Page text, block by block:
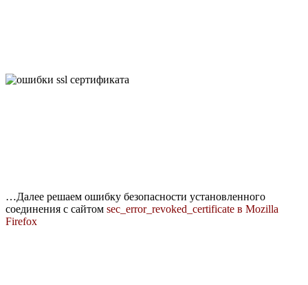
…Далее решаем ошибку безопасности установленного
соединения с сайтом sec_error_revoked_certificate в Mozilla
Firefox